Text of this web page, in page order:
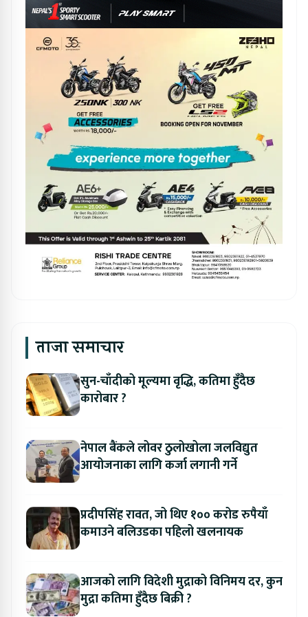
ताजा समाचार
सुन-चाँदीको मूल्यमा वृद्धि, कतिमा हुँदैछ
कारोबार ?
नेपाल बैंकले लोवर ठुलोखोला जलविद्युत
आयोजनाका लागि कर्जा लगानी गर्ने
प्रदीपसिंह रावत, जो थिए १०० करोड रुपैयाँ
कमाउने बलिउडका पहिलो खलनायक
आजको लागि विदेशी मुद्राको विनिमय दर, कुन
मुद्रा कतिमा हुँदैछ बिक्री ?